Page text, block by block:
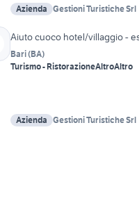
Azienda Gestioni Turistiche Srl
Aiuto cuoco hotel/villaggio -
Bari(BA)
Turismo - RistorazioneAltroAltro
Azienda Gestioni Turistiche Srl